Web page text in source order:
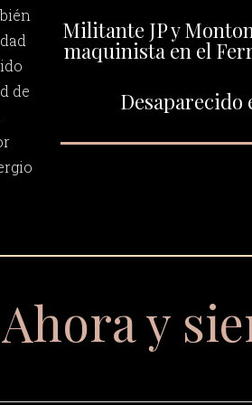
de
Militante JP y
maquinista en el
Desaparecido
y